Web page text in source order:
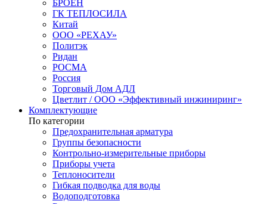
БРОЕН
ГК ТЕПЛОСИЛА
Китай
ООО «РЕХАУ»
Политэк
Ридан
РОСМА
Россия
Торговый Дом АДЛ
Цветлит / ООО «Эффективный инжиниринг»
Комплектующие
По категории
Предохранительная арматура
Группы безопасности
Контрольно-измерительные приборы
Приборы учета
Теплоносители
Гибкая подводка для воды
Водоподготовка